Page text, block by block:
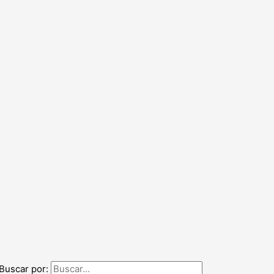
Buscar por: